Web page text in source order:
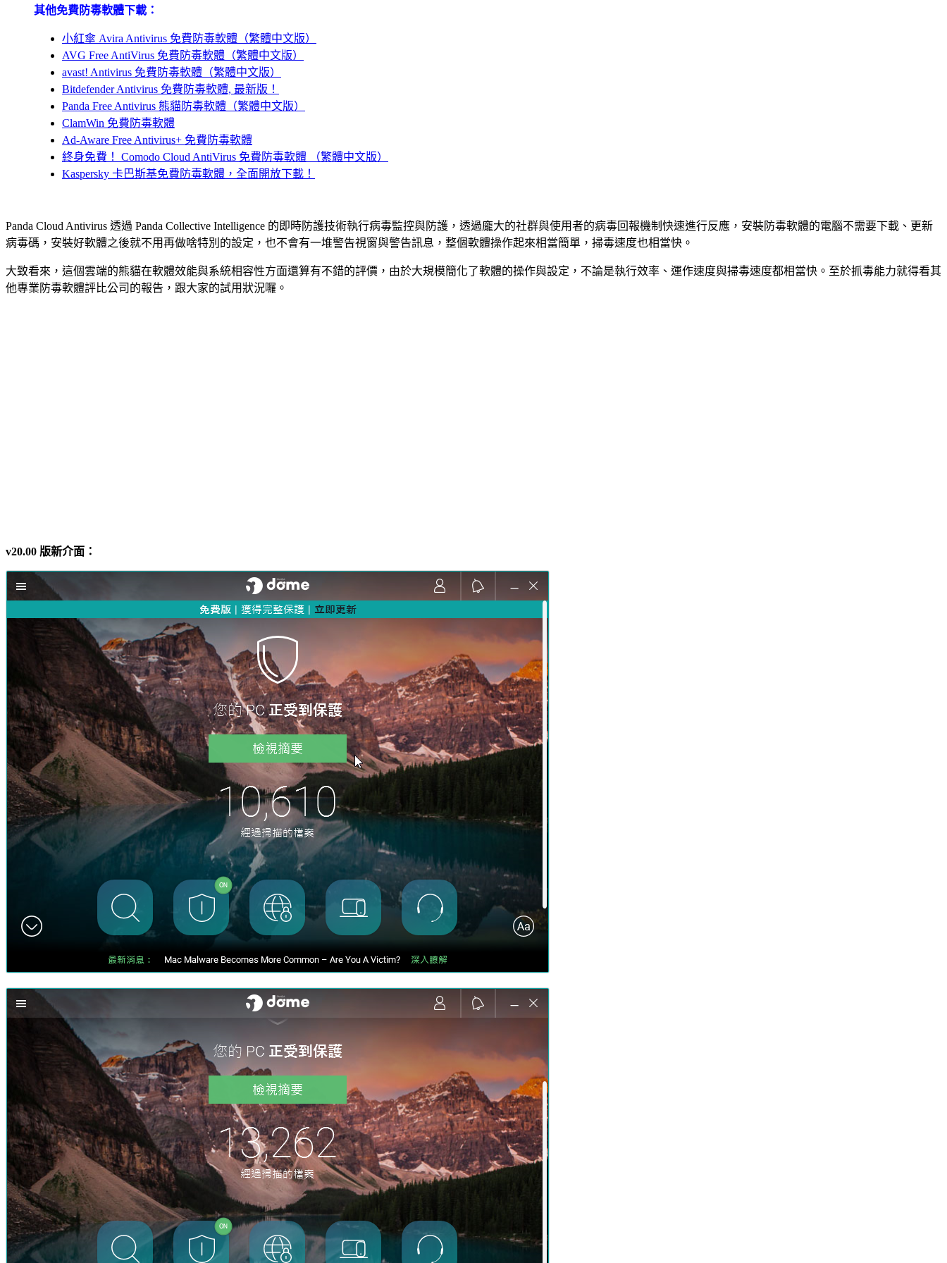
其他免費防毒軟體下載：
小紅傘 Avira Antivirus 免費防毒軟體（繁體中文版）
AVG Free AntiVirus 免費防毒軟體（繁體中文版）
avast! Antivirus 免費防毒軟體（繁體中文版）
Bitdefender Antivirus 免費防毒軟體, 最新版！
Panda Free Antivirus 熊貓防毒軟體（繁體中文版）
ClamWin 免費防毒軟體
Ad-Aware Free Antivirus+ 免費防毒軟體
終身免費！ Comodo Cloud AntiVirus 免費防毒軟體 （繁體中文版）
Kaspersky 卡巴斯基免費防毒軟體，全面開放下載！
Panda Cloud Antivirus 透過 Panda Collective Intelligence 的即時防護技術執行病毒監控與防護，透過龐大的社群與使用者的病毒回報機制快速進行反應，安裝防毒軟體的電腦不需要下載、更新
病毒碼，安裝好軟體之後就不用再做啥特別的設定，也不會有一堆警告視窗與警告訊息，整個軟體操作起來相當簡單，掃毒速度也相當快。
大致看來，這個雲端的熊貓在軟體效能與系統相容性方面還算有不錯的評價，由於大規模簡化了軟體的操作與設定，不論是執行效率、運作速度與掃毒速度都相當快。至於抓毒能力就得看其
他專業防毒軟體評比公司的報告，跟大家的試用狀況囉。
v20.00 版新介面：